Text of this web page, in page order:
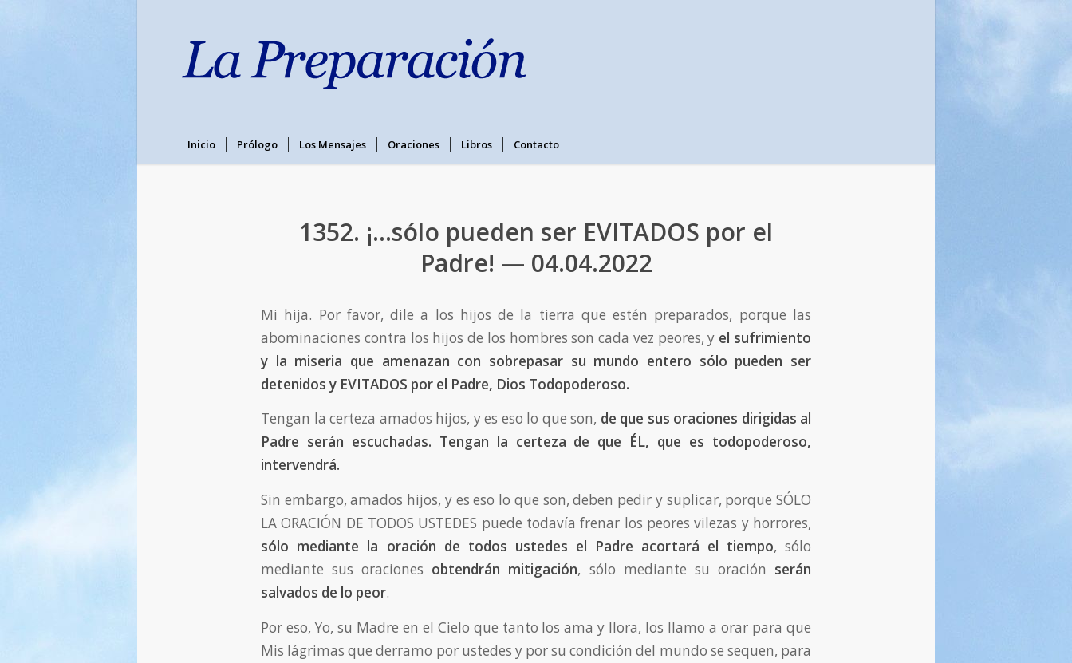
Inicio Prólogo Los Mensajes Oraciones Libros Contacto
1352. ¡…sólo pueden ser EVITADOS por el
Padre! — 04.04.2022
Mi hija. Por favor, dile a los hijos de la tierra que estén preparados, porque las
abominaciones contra los hijos de los hombres son cada vez peores, y el sufrimiento
y la miseria que amenazan con sobrepasar su mundo entero sólo pueden ser
detenidos y EVITADOS por el Padre, Dios Todopoderoso.
Tengan la certeza amados hijos, y es eso lo que son, de que sus oraciones dirigidas al
Padre serán escuchadas. Tengan la certeza de que ÉL, que es todopoderoso,
intervendrá.
Sin embargo, amados hijos, y es eso lo que son, deben pedir y suplicar, porque SÓLO
LA ORACIÓN DE TODOS USTEDES puede todavía frenar los peores vilezas y horrores,
sólo mediante la oración de todos ustedes el Padre acortará el tiempo, sólo
mediante sus oraciones obtendrán mitigación, sólo mediante su oración serán
salvados de lo peor.
Por eso, Yo, su Madre en el Cielo que tanto los ama y llora, los llamo a orar para que
Mis lágrimas que derramo por ustedes y por su condición del mundo se sequen, para